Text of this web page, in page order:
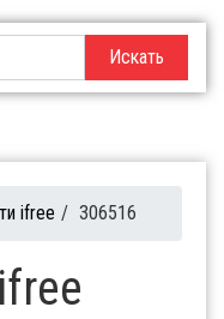
Искать
ifree / 306516